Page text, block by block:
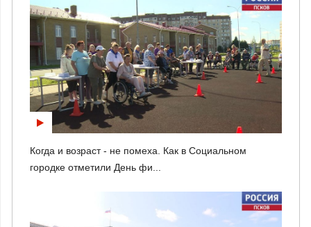
Когда и возраст - не помеха. Как в Социальном
городке отметили День фи...